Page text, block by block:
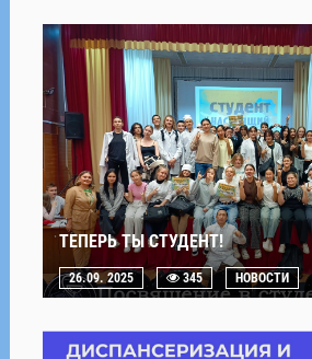
ТЕПЕРЬ ТЫ СТУДЕНТ!
26.09. 2025 345 НОВОСТИ